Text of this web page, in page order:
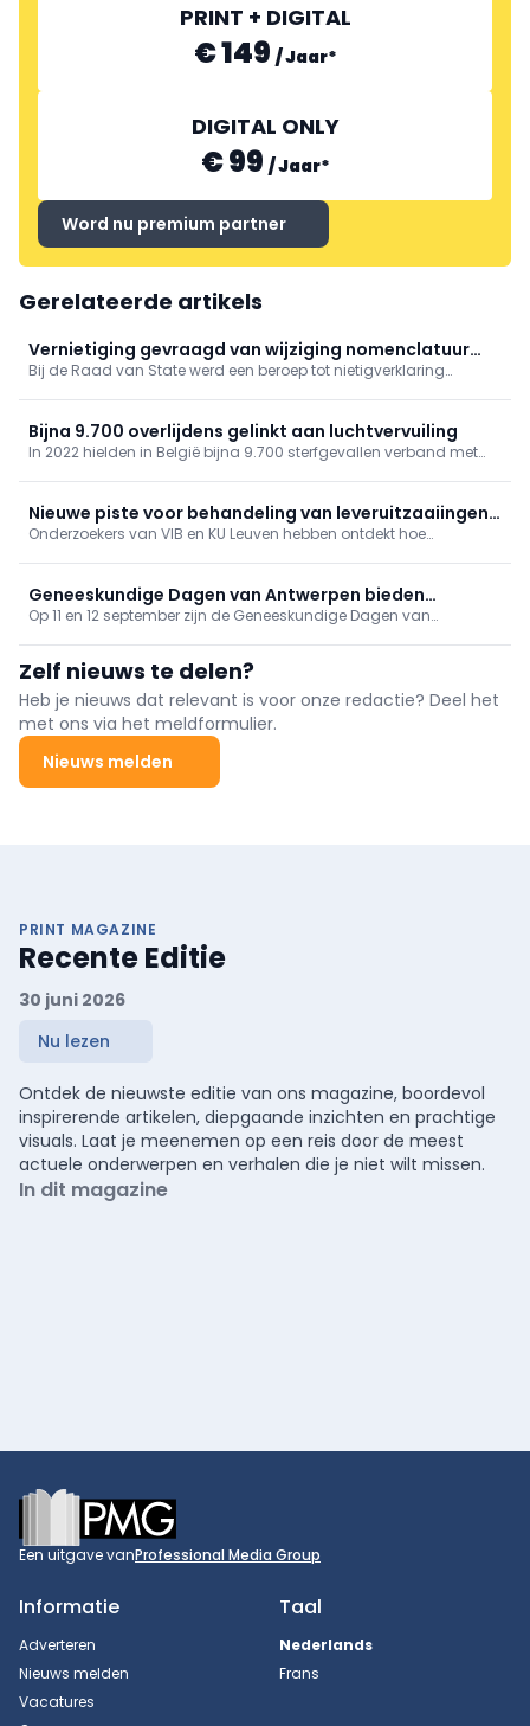
PRINT + DIGITAL
€ 149 /Jaar*
DIGITAL ONLY
€ 99 /Jaar*
Word nu premium partner
Gerelateerde artikels
Vernietiging gevraagd van wijziging nomenclatuur
voor spirometrie
Bij de Raad van State werd een beroep tot nietigverklaring
Bijna 9.700 overlijdens gelinkt aan luchtvervuiling
In 2022 hielden in België bijna 9.700 sterfgevallen verband met
overlijden in kaart.
Nieuwe piste voor behandeling van leveruitzaaiingen
ontdekt
Onderzoekers van VIB en KU Leuven hebben ontdekt hoe
Geneeskundige Dagen van Antwerpen bieden
gevarieerd programma
Op 11 en 12 september zijn de Geneeskundige Dagen van
nood- en rampgeneeskunde.
Zelf nieuws te delen?
Heb je nieuws dat relevant is voor onze redactie? Deel het
met ons via het meldformulier.
Nieuws melden
PRINT MAGAZINE
Recente Editie
30 juni 2026
Nu lezen
Ontdek de nieuwste editie van ons magazine, boordevol
inspirerende artikelen, diepgaande inzichten en prachtige
visuals. Laat je meenemen op een reis door de meest
actuele onderwerpen en verhalen die je niet wilt missen.
In dit magazine
Footer
Een uitgave vanProfessional Media Group
Informatie
Adverteren
Nieuws melden
Vacatures
Taal
Nederlands
Frans